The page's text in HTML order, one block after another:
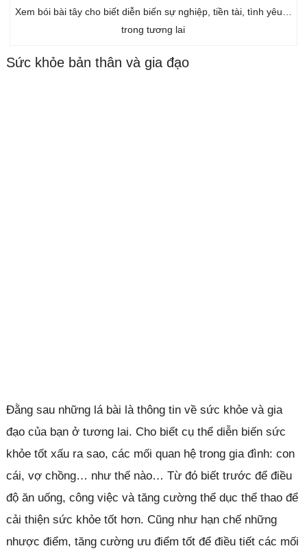
Xem bói bài tây cho biết diễn biến sự nghiệp, tiền tài, tình yêu…
trong tương lai
Sức khỏe bản thân và gia đạo
Đằng sau những lá bài là thông tin về sức khỏe và gia
đạo của bạn ở tương lai. Cho biết cụ thể diễn biến sức
khỏe tốt xấu ra sao, các mối quan hệ trong gia đình: con
cái, vợ chồng… như thế nào… Từ đó biết trước để điều
độ ăn uống, công việc và tăng cường thể dục thể thao để
cải thiện sức khỏe tốt hơn. Cũng như hạn chế những
nhược điểm, tăng cường ưu điểm tốt để điều tiết các mối